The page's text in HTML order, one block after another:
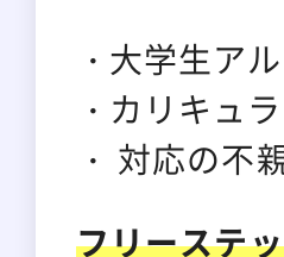
大学生ア
カリキュ
対応の不
フリーステ